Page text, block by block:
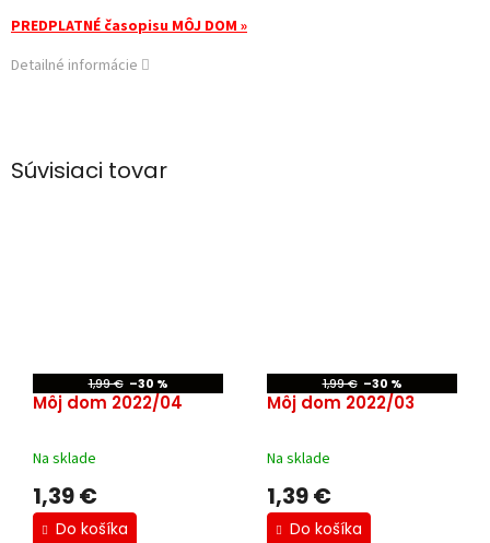
PREDPLATNÉ časopisu MÔJ DOM »
Detailné informácie
Súvisiaci tovar
1,99 € –30 %
Môj dom 2022/04
Na sklade
1,39 €
Do košíka
1,99 € –30 %
Môj dom 2022/03
Na sklade
1,39 €
Do košíka